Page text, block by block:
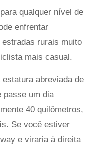
qualquer nível de
enfrentar
rurais muito
mais casual.
abreviada de
passe um dia
40 quilômetros,
Se você estiver
e viraria à direita